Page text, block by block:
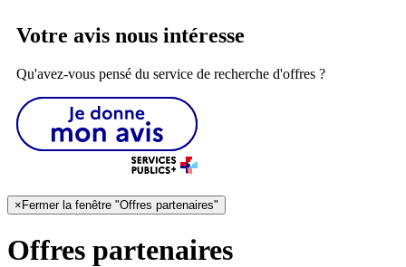
Votre avis nous intéresse
Qu'avez-vous pensé du service de recherche d'offres ?
×Fermer la fenêtre "Offres partenaires"
Offres partenaires